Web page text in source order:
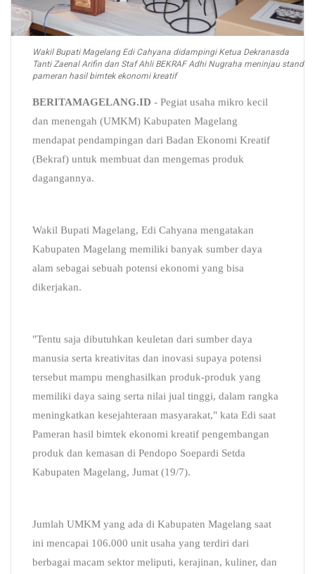
Wakil Bupati Magelang Edi Cahyana didampingi Ketua Dekranasda
Tanti Zaenal Arifin dan Staf Ahli BEKRAF Adhi Nugraha meninjau stand
pameran hasil bimtek ekonomi kreatif
BERITAMAGELANG.ID - Pegiat usaha mikro kecil
dan menengah (UMKM) Kabupaten Magelang
mendapat pendampingan dari Badan Ekonomi Kreatif
(Bekraf) untuk membuat dan mengemas produk
dagangannya.
Wakil Bupati Magelang, Edi Cahyana mengatakan
Kabupaten Magelang memiliki banyak sumber daya
alam sebagai sebuah potensi ekonomi yang bisa
dikerjakan.
"Tentu saja dibutuhkan keuletan dari sumber daya
manusia serta kreativitas dan inovasi supaya potensi
tersebut mampu menghasilkan produk-produk yang
memiliki daya saing serta nilai jual tinggi, dalam rangka
meningkatkan kesejahteraan masyarakat," kata Edi saat
Pameran hasil bimtek ekonomi kreatif pengembangan
produk dan kemasan di Pendopo Soepardi Setda
Kabupaten Magelang, Jumat (19/7).
Jumlah UMKM yang ada di Kabupaten Magelang saat
ini mencapai 106.000 unit usaha yang terdiri dari
berbagai macam sektor meliputi, kerajinan, kuliner, dan